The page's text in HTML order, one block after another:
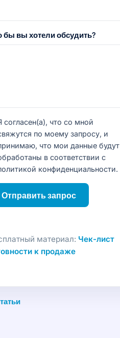
бы вы хотели обсудить?
согласен(а), что со мной
по моему запросу, и
что мои данные будут
в соответствии с
конфиденциальности.
Отправить запрос
материал: Чек-лист
к продаже